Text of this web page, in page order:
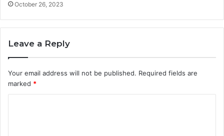
October 26, 2023
Leave a Reply
Your email address will not be published. Required fields are
marked *